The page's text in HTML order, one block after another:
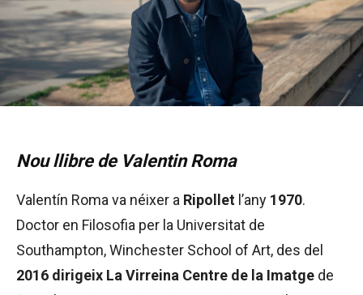
Nou llibre de Valentin Roma
Valentín Roma va néixer a Ripollet l’any 1970.
Doctor en Filosofia per la Universitat de
Southampton, Winchester School of Art, des del
2016 dirigeix La Virreina Centre de la Imatge de